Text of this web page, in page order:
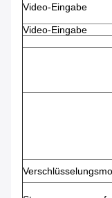
Video-Eingabe
Video-Eingabe